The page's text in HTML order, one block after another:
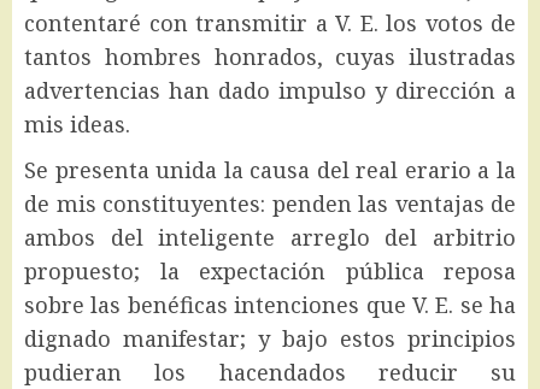
contentaré con transmitir a V. E. los votos de
tantos hombres honrados, cuyas ilustradas
advertencias han dado impulso y dirección a
mis ideas.
Se presenta unida la causa del real erario a la
de mis constituyentes: penden las ventajas de
ambos del inteligente arreglo del arbitrio
propuesto; la expectación pública reposa
sobre las benéficas intenciones que V. E. se ha
dignado manifestar; y bajo estos principios
pudieran los hacendados reducir su